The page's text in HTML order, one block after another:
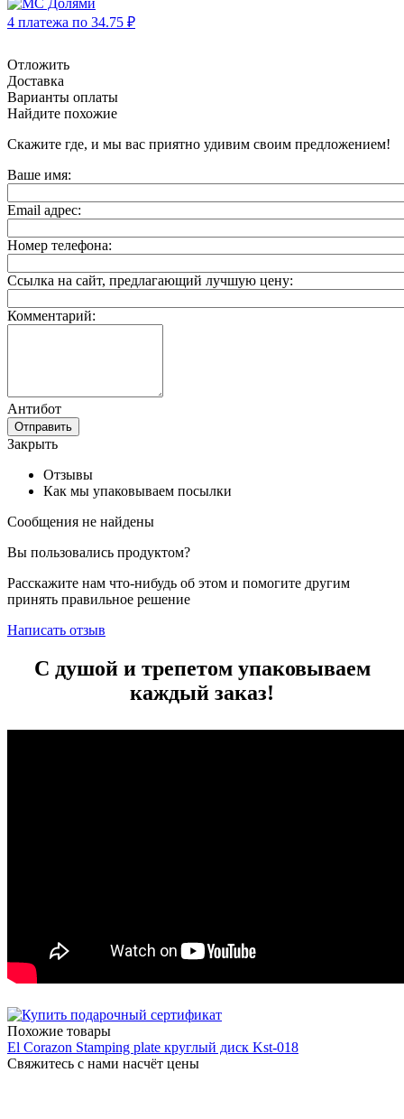
4 платежа по 34.75 ₽
Отложить
Доставка
Варианты оплаты
Найдите похожие
Скажите где, и мы вас приятно удивим своим предложением!
Ваше имя:
Email адрес:
Номер телефона:
Ссылка на сайт, предлагающий лучшую цену:
Комментарий:
Антибот
Отправить
Закрыть
Отзывы
Как мы упаковываем посылки
Сообщения не найдены
Вы пользовались продуктом?
Расскажите нам что-нибудь об этом и помогите другим
принять правильное решение
Написать отзыв
С душой и трепетом упаковываем
каждый заказ!
Похожие товары
El Corazon Stamping plate круглый диск Kst-018
Свяжитесь с нами насчёт цены